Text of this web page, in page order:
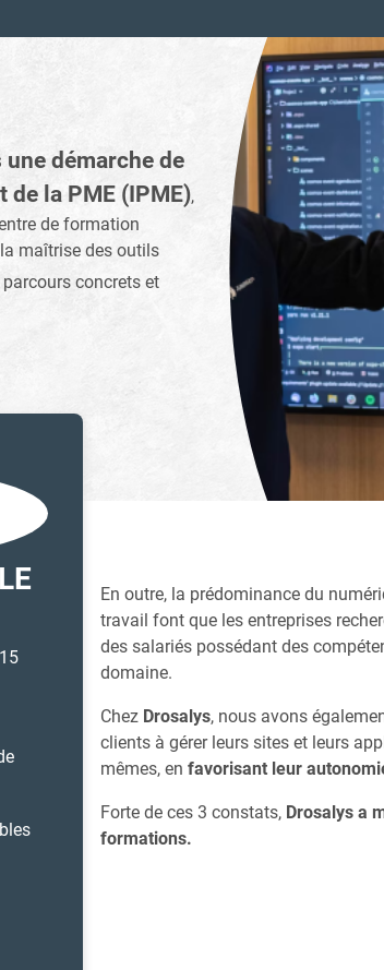
une démarche de
de la PME (IPME),
de formation
maîtrise des outils
concrets et
En outre, la prédominance du
travail font que les entreprises
des salariés possédant des
domaine.
Chez Drosalys, nous avons
clients à gérer leurs sites et leurs
mêmes, en favorisant leur
Forte de ces 3 constats, Drosalys a
formations.